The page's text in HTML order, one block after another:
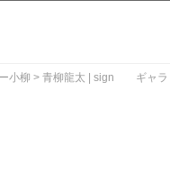
小柳 > 青柳龍太 | sign ギャラ